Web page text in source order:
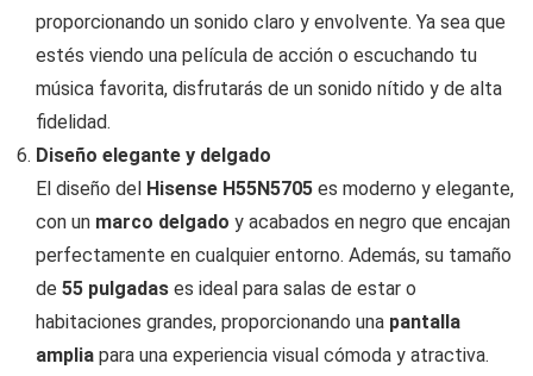
proporcionando un sonido claro y envolvente. Ya sea que
estés viendo una película de acción o escuchando tu
música favorita, disfrutarás de un sonido nítido y de alta
fidelidad.
Diseño elegante y delgado
El diseño del Hisense H55N5705 es moderno y elegante,
con un marco delgado y acabados en negro que encajan
perfectamente en cualquier entorno. Además, su tamaño
de 55 pulgadas es ideal para salas de estar o
habitaciones grandes, proporcionando una pantalla
amplia para una experiencia visual cómoda y atractiva.